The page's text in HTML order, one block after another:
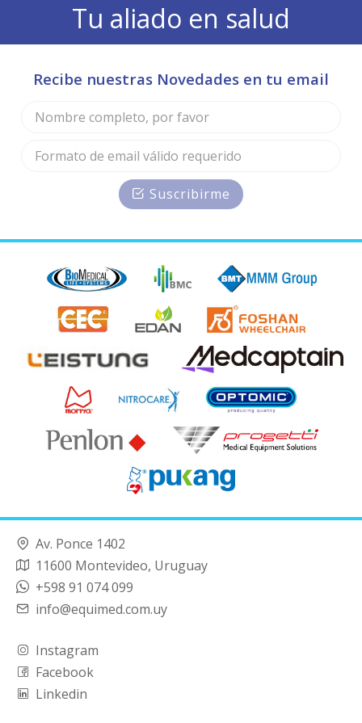
Tu aliado en salud
Recibe nuestras Novedades en tu email
Suscribirme
Av. Ponce 1402
11600 Montevideo, Uruguay
+598 91 074 099
info@equimed.com.uy
Instagram
Facebook
Linkedin